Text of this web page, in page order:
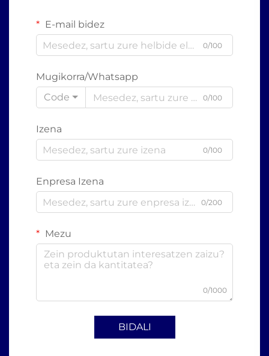
E-mail bidez
0/100
Mugikorra/Whatsapp
Code
0/100
Izena
0/100
Enpresa Izena
0/200
Mezu
0/1000
BIDALI